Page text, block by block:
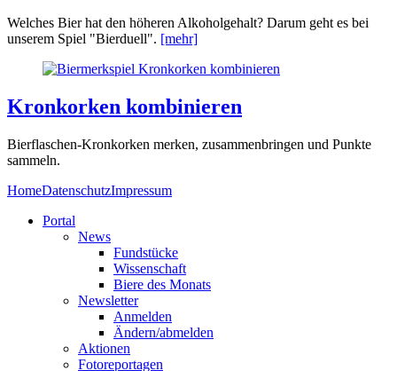
Welches Bier hat den höheren Alkoholgehalt? Darum geht es bei
unserem Spiel "Bierduell". [mehr]
Kronkorken kombinieren
Bierflaschen-Kronkorken merken, zusammenbringen und Punkte
sammeln.
HomeDatenschutzImpressum
Portal
News
Fundstücke
Wissenschaft
Biere des Monats
Newsletter
Anmelden
Ändern/abmelden
Aktionen
Fotoreportagen